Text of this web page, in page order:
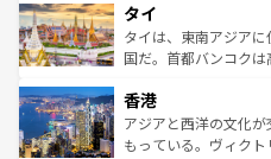
リティに包まれながら
わ
覧を参照してほしい。
急速な発展と共に伝統
ーチミン市のフラン
醸し出している。ま
とつ。フォーやバイン
ひ現地で味わいたい
が旅行者を迎えてく
タイ
タイは、東南アジア
国だ。首都バンコク
の活気が交差している
帯で自然と触れ合い
いビーチでリゾート
香港
アジアと西洋の文化
もっている。ヴィク